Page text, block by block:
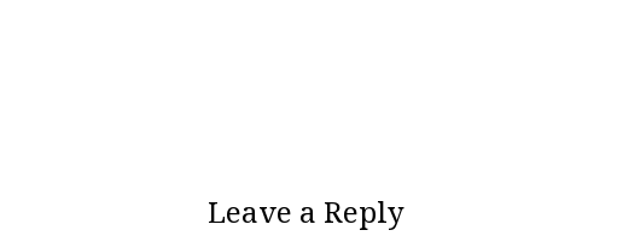
Leave a Reply